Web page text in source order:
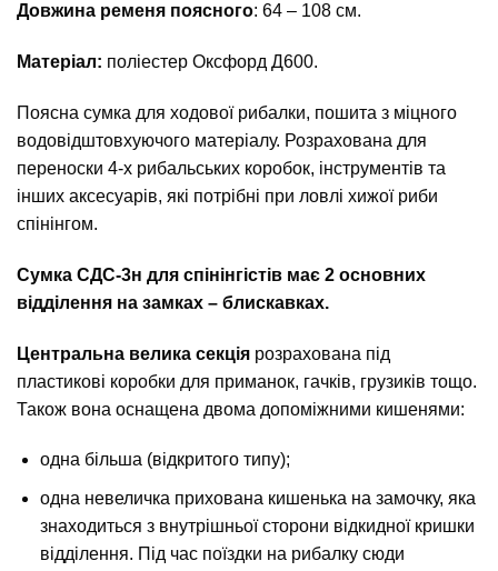
Довжина ременя поясного: 64 – 108 см.
Матеріал: поліестер Оксфорд Д600.
Поясна сумка для ходової рибалки, пошита з міцного
водовідштовхуючого матеріалу. Розрахована для
переноски 4-х рибальських коробок, інструментів та
інших аксесуарів, які потрібні при ловлі хижої риби
спінінгом.
Сумка СДС-3н для спінінгістів має 2 основних
відділення на замках – блискавках.
Центральна велика секція розрахована під
пластикові коробки для приманок, гачків, грузиків тощо.
Також вона оснащена двома допоміжними кишенями:
одна більша (відкритого типу);
одна невеличка прихована кишенька на замочку, яка
знаходиться з внутрішньої сторони відкидної кришки
відділення. Під час поїздки на рибалку сюди